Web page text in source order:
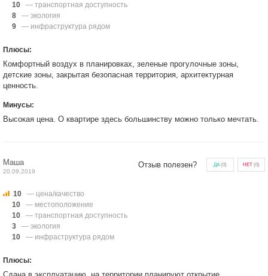
10
— транспортная доступность
8
— экология
9
— инфраструктура рядом
Плюсы:
Комфортный воздух в планировках, зеленые прогулочные зоны,
детские зоны, закрытая безопасная территория, архитектурная
ценность.
Минусы:
Высокая цена. О квартире здесь большинству можно только мечтать.
Маша
20.09.2019
Отзыв полезен? ДА(0) НЕТ (0)
10
— цена/качество
10
— местоположение
10
— транспортная доступность
3
— экология
10
— инфраструктура рядом
Плюсы: